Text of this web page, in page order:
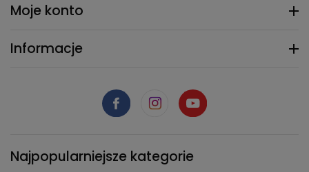
Moje konto
Informacje
Najpopularniejsze kategorie